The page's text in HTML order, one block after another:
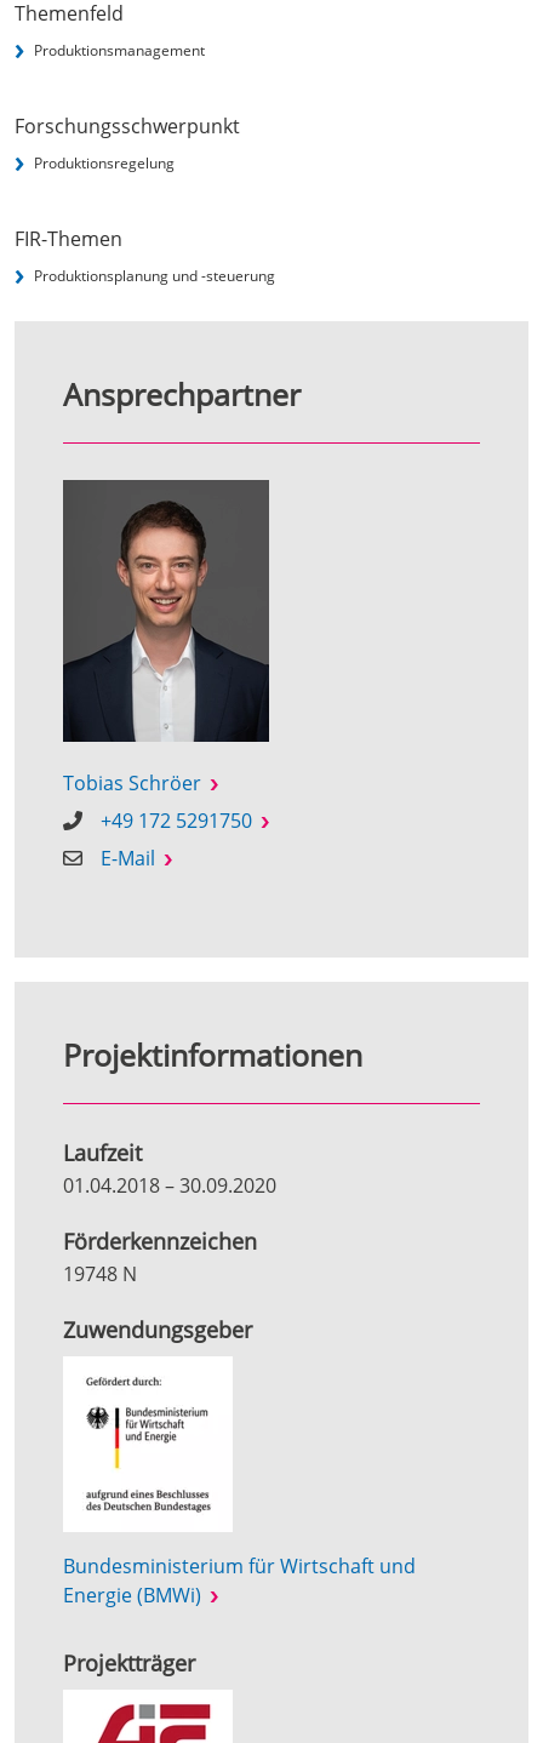
Themenfeld
Produktionsmanagement
Forschungsschwerpunkt
Produktionsregelung
FIR-Themen
Produktionsplanung und -steuerung
Ansprechpartner
Tobias Schröer
+49 172 5291750
E-Mail
Projektinformationen
Laufzeit
01.04.2018–30.09.2020
Förderkennzeichen
19748 N
Zuwendungsgeber
Bundesministerium für Wirtschaft und
Energie (BMWi)
Projektträger